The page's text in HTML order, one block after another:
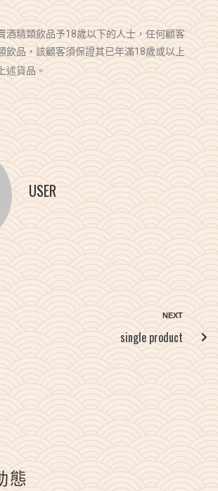
酒精類飲品予18歲以下的人士，任何顧客
飲品，該顧客須保證其已年滿18歲或以上
述貨品。
USER
NEXT
single product
態